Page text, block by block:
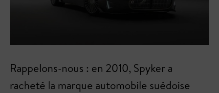
Rappelons-nous : en 2010, Spyker a
racheté la marque automobile suédoise